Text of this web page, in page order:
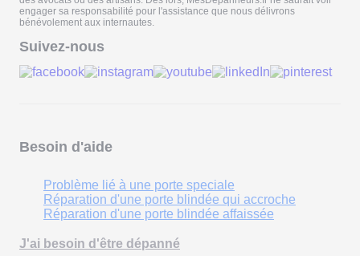
engager sa responsabilité pour l'assistance que nous délivrons
bénévolement aux internautes.
Suivez-nous
Besoin d'aide
Problème lié à une porte speciale
Réparation d'une porte blindée qui accroche
Réparation d'une porte blindée affaissée
J'ai besoin d'être dépanné